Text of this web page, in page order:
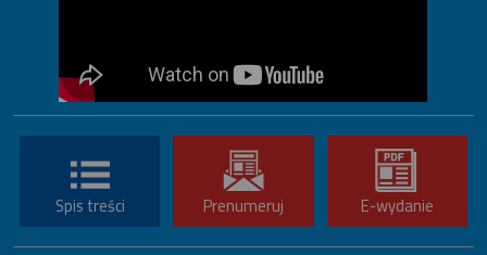
Spis treści Prenumeruj E-wydanie